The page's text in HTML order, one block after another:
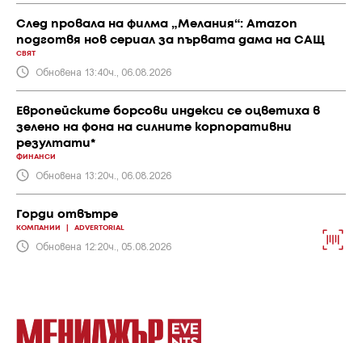
След провала на филма „Мелания“: Amazon
подготвя нов сериал за първата дама на САЩ
СВЯТ
Обновена 13:40ч., 06.08.2026
Европейските борсови индекси се оцветиха в
зелено на фона на силните корпоративни
резултати*
ФИНАНСИ
Обновена 13:20ч., 06.08.2026
Горди отвътре
КОМПАНИИ ADVERTORIAL
Обновена 12:20ч., 05.08.2026